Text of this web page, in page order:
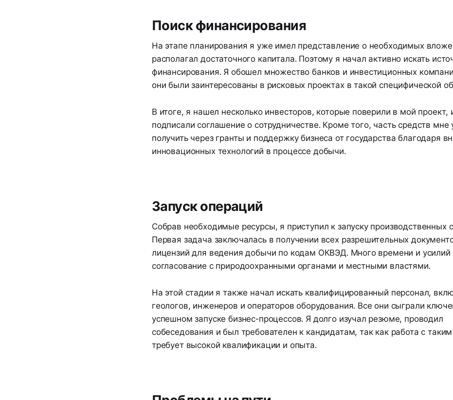
Поиск финансирования
На этапе планирования я уже имел представление о необходимых
располагал достаточного капитала. Поэтому я начал активно искать
финансирования. Я обошел множество банков и инвестиционных
они были заинтересованы в рисковых проектах в такой специфической
В итоге, я нашел несколько инвесторов, которые поверили в мой проект,
подписали соглашение о сотрудничестве. Кроме того, часть средств мне
получить через гранты и поддержку бизнеса от государства благодаря
инновационных технологий в процессе добычи.
Запуск операций
Собрав необходимые ресурсы, я приступил к запуску производственных
Первая задача заключалась в получении всех разрешительных
лицензий для ведения добычи по кодам ОКВЭД. Много времени и усилий
согласование с природоохранными органами и местными властями.
На этой стадии я также начал искать квалифицированный персонал,
геологов, инженеров и операторов оборудования. Все они сыграли
успешном запуске бизнес-процессов. Я долго изучал резюме, проводил
собеседования и был требователен к кандидатам, так как работа с
требует высокой квалификации и опыта.